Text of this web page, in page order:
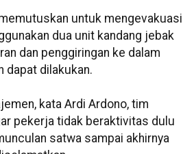
untuk mengevakuasi
dua unit kandang jebak
dan penggiringan ke dalam
dapat dilakukan.
kata Ardi Ardono, tim
pekerja tidak beraktivitas dulu
satwa sampai akhirnya